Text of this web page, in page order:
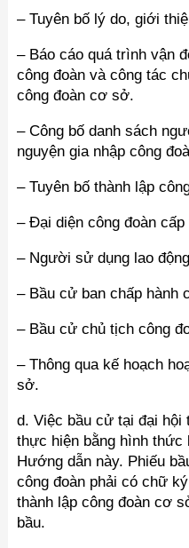
– Tuyên bố lý do, giới
– Báo cáo quá trình vận
công đoàn và công tác
công đoàn cơ sở.
– Công bố danh sách
nguyện gia nhập công
– Tuyên bố thành lập
– Đại diện công đoàn
– Người sử dụng lao
– Bầu cử ban chấp hành
– Bầu cử chủ tịch công
– Thông qua kế hoạch
sở.
d. Việc bầu cử tại đại hội
thực hiện bằng hình thức
Hướng dẫn này. Phiếu
công đoàn phải có chữ
thành lập công đoàn cơ
bầu.